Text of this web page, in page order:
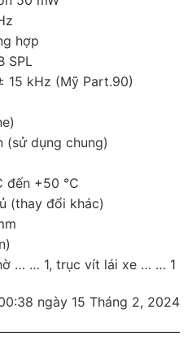
hợp
SPL
kHz (Mỹ Part.90)
(sử dụng chung)
đến +50 ℃
(thay đổi khác)
… … 1, trục vít lái xe … … 1
ngày 15 Tháng 2, 2024